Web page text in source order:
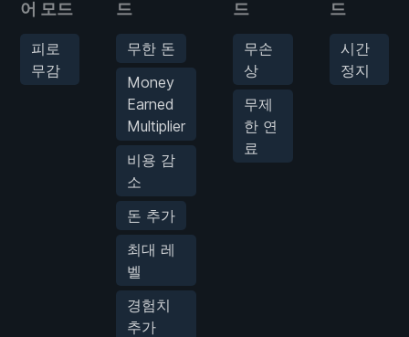
어 모드
피로
무감
드
무한 돈
Money
Earned
Multiplier
비용 감
소
돈 추가
최대 레
벨
경험치
추가
드
무손
상
무제
한 연
료
드
시간
정지